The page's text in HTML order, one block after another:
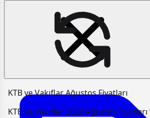
KTB ve Vakıflar Ağustos Fiyatları
KTB ve Vakıflar 2026 Ağustos